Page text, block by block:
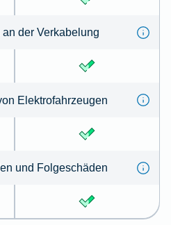
der Ver­kabe­lung
Elektrofahrzeugen
und Folgeschäden